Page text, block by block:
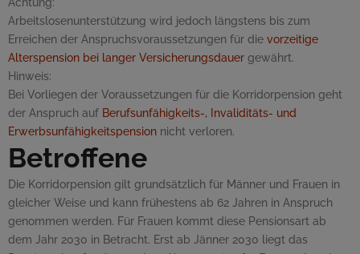
Arbeitslosenunterstützung wird jedoch längstens bis zum
Erreichen der Anspruchsvoraussetzungen für die vorzeitige
Alterspension bei langer Versicherungsdauer gewährt.
Hinweis:
Bei Vorliegen der Voraussetzungen für die Korridorpension geht
der Anspruch auf Berufsunfähigkeits-, Invaliditäts- und
Erwerbsunfähigkeitspension nicht verloren.
Betroffene
Die Korridorpension gilt grundsätzlich für Männer und Frauen in
gleicher Weise und kann frühestens ab 62 Jahren in Anspruch
genommen werden. Für Frauen kommt diese Pensionsart ab
dem Jahr 2030 in Betracht. Erst ab Jänner 2030 liegt das